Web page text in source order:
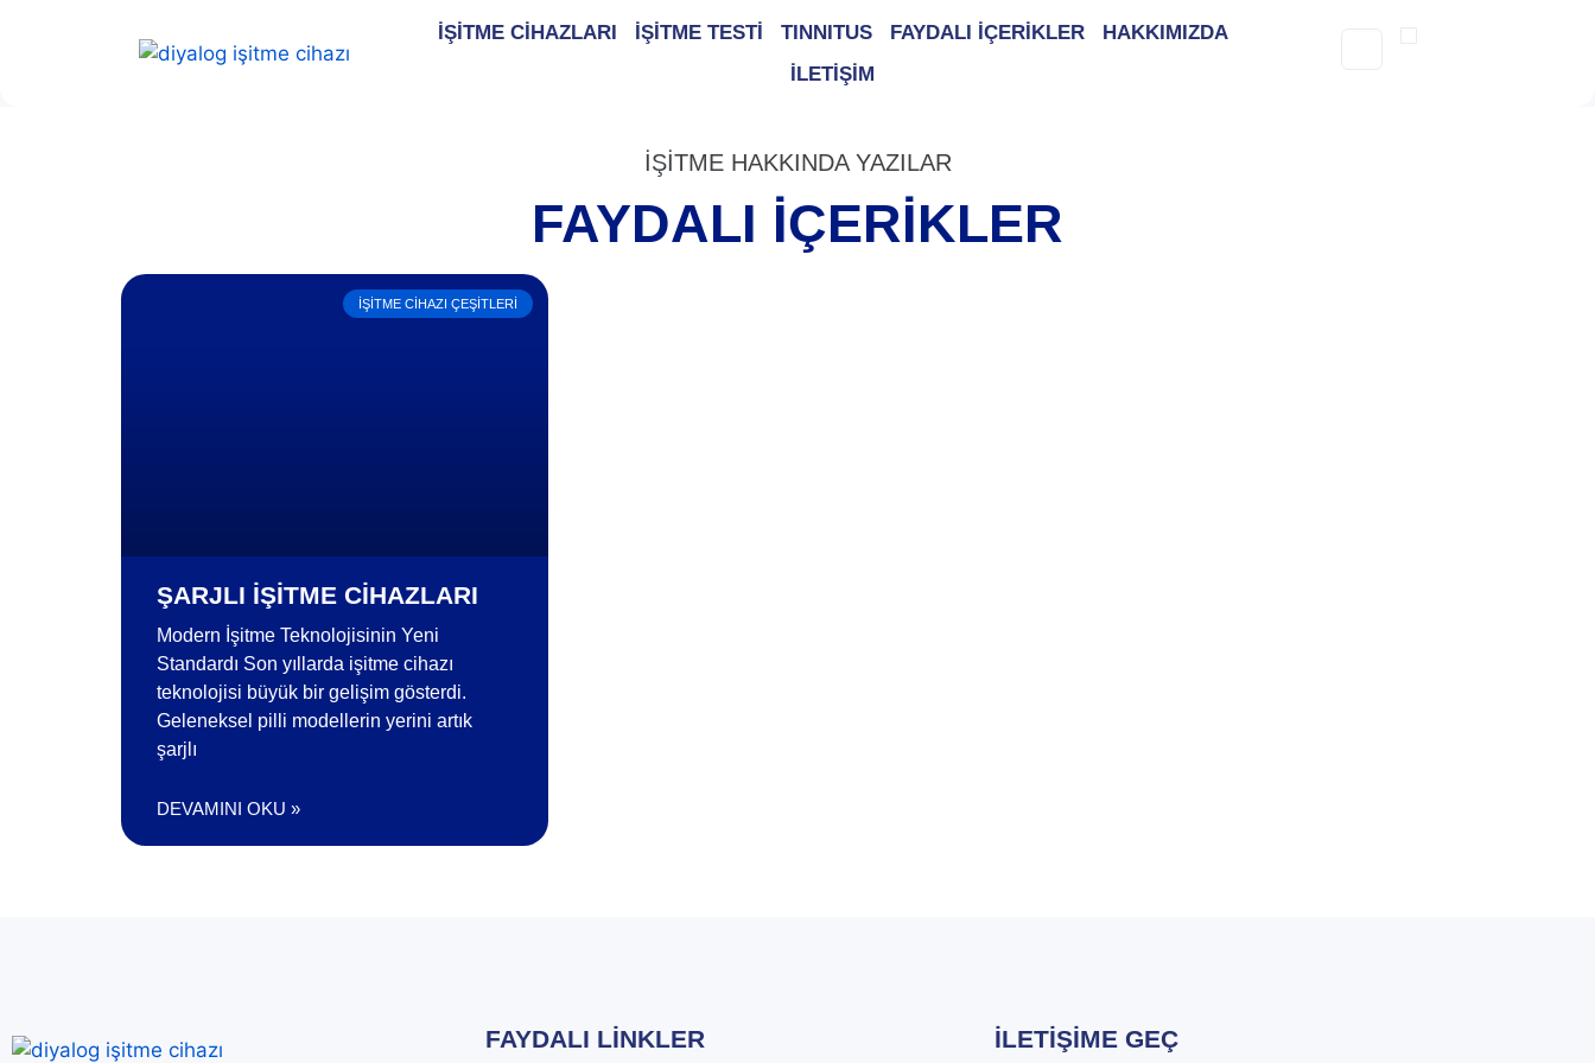
İŞİTME CİHAZLARI İŞİTME TESTİ TINNITUS FAYDALI İÇERİKLER
HAKKIMIZDA
İLETİŞİM
İŞİTME HAKKINDA YAZILAR
FAYDALI İÇERIKLER
İŞITME CIHAZI ÇEŞITLERI
ŞARJLI İŞITME CIHAZLARI
Modern İşitme Teknolojisinin Yeni
Standardı Son yıllarda işitme cihazı
teknolojisi büyük bir gelişim gösterdi.
Geleneksel pilli modellerin yerini artık
şarjlı
DEVAMINI OKU »
FAYDALI LINKLER İLETIŞIME GEÇ